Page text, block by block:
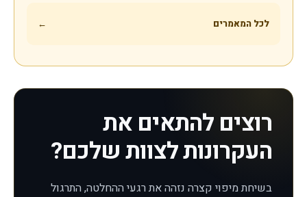
לכל המאמרים ←
רוצים להתאים את
העקרונות לצוות שלכם?
בשיחת מיפוי קצרה נזהה את רגעי ההחלטה, התרגול